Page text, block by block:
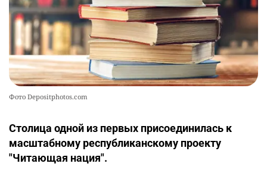
Фото Depositphotos.com
Столица одной из первых присоединилась к
масштабному республиканскому проекту
"Читающая нация".